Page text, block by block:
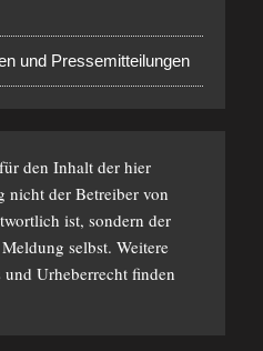
und Pressemitteilungen
den Inhalt der hier
nicht der Betreiber von
ist, sondern der
selbst. Weitere
Urheberrecht finden